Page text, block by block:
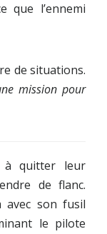
que l’ennemi
de situations.
mission pour
à quitter leur
de flanc.
avec son fusil
le pilote